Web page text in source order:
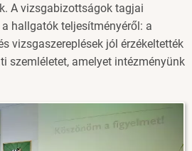
A vizsgabizottságok tagjai
hallgatók teljesítményéről: a
vizsgaszereplések jól érzékeltették
szemléletet, amelyet intézményünk